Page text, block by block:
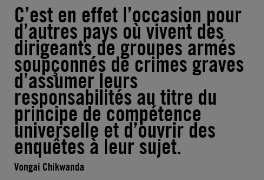
C’est en effet l’occasion pour
d’autres pays où vivent des
dirigeants de groupes armés
soupçonnés de crimes graves
d’assumer leurs
responsabilités au titre du
principe de compétence
universelle et d’ouvrir des
enquêtes à leur sujet.
Vongai Chikwanda